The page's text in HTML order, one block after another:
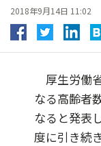
2018年9月14日 11:02
厚生労働
なる高齢者
なると発表
度に引き続